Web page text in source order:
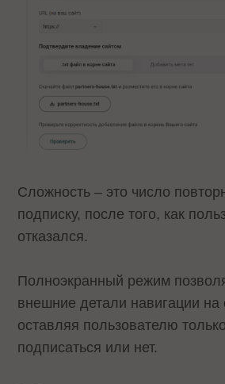
Сложность – это число
подписку, после того, как
отказался.
Полноэкранный режим
внешние детали навигации
оставляя пользователю
подписаться или нет.